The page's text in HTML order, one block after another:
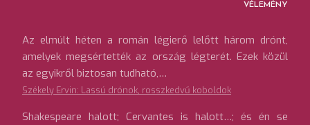
VÉLEMÉNY
Az elmúlt héten a román légierő lelőtt három drónt,
amelyek megsértették az ország légterét. Ezek közül
az egyikről biztosan tudható,…
Székely Ervin: Lassú drónok, rosszkedvű koboldok
Shakespeare halott; Cervantes is halott…; és én se